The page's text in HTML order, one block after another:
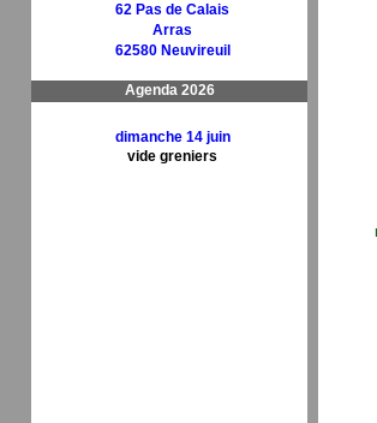
62 Pas de Calais
Arras
62580 Neuvireuil
Agenda 2026
dimanche 14 juin
vide greniers